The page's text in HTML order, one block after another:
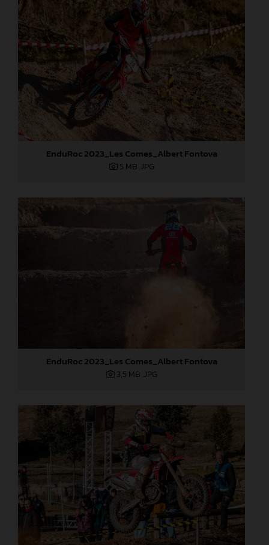
EnduRoc 2023_Les Comes_Albert Fontova
5 MB .JPG
EnduRoc 2023_Les Comes_Albert Fontova
3,5 MB .JPG